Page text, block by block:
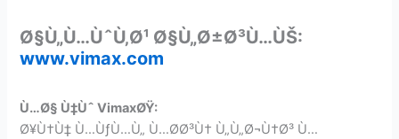
Ø§Ù„Ù…ÙˆÙ‚Ø¹ Ø§Ù„Ø±Ø³Ù…ÙŠ:
www.vimax.com
Ù…Ø§ Ù‡Ùˆ VimaxØŸ:
Ø¥Ù†Ù‡ Ù…ÙƒÙ…Ù„ Ù…Ø­Ø³Ù† Ù„Ù„Ø¬Ù†Ø³ Ù…